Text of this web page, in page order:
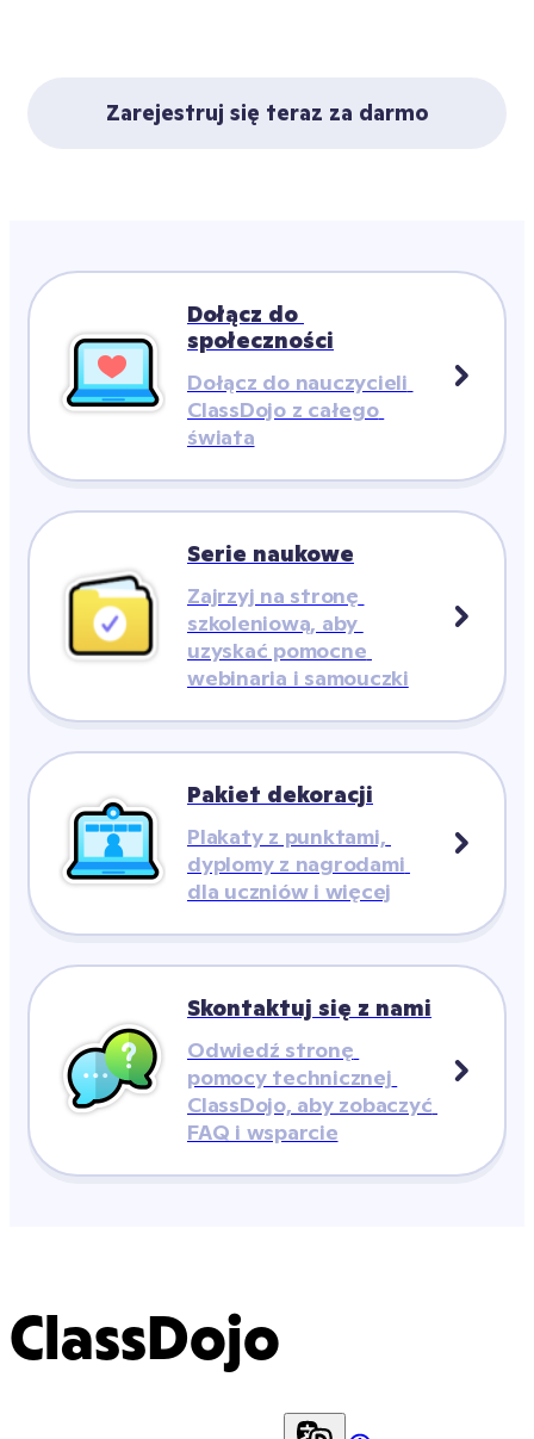
Zarejestruj się teraz za darmo
Dołącz do
społeczności
Dołącz do nauczycieli
ClassDojo z całego
świata
Serie naukowe
Zajrzyj na stronę
szkoleniową, aby
uzyskać pomocne
webinaria i samouczki
Pakiet dekoracji
Plakaty z punktami,
dyplomy z nagrodami
dla uczniów i więcej
Skontaktuj się z nami
Odwiedź stronę
pomocy technicznej
ClassDojo, aby zobaczyć
FAQ i wsparcie
ClassDojo